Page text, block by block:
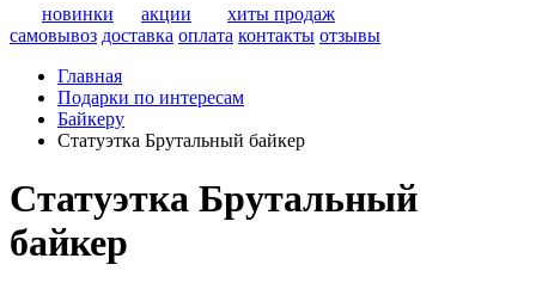
новинки акции
хиты продаж
самовывоз доставка оплата контакты отзывы
Главная
Подарки по интересам
Байкеру
Статуэтка Брутальный байкер
Статуэтка Брутальный
байкер